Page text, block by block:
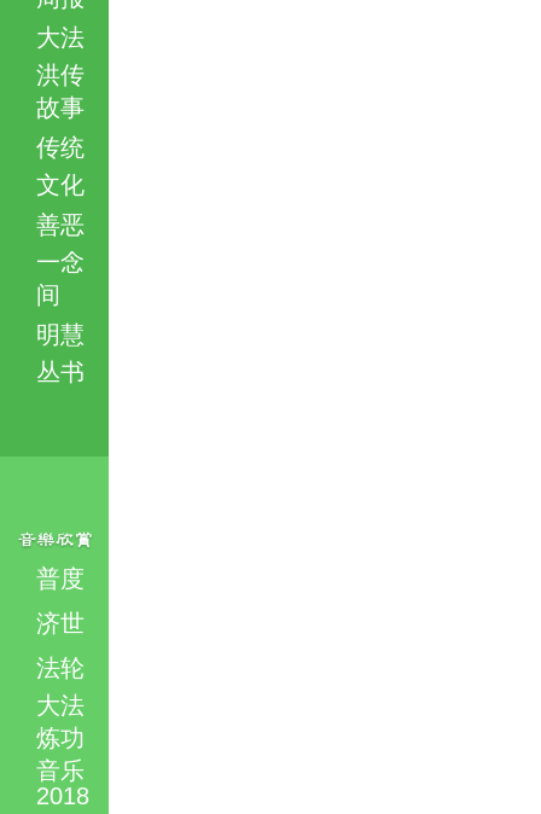
大法
洪传
故事
传统
文化
善恶
一念
间
明慧
丛书
普度
济世
法轮
大法
炼功
音乐
2018